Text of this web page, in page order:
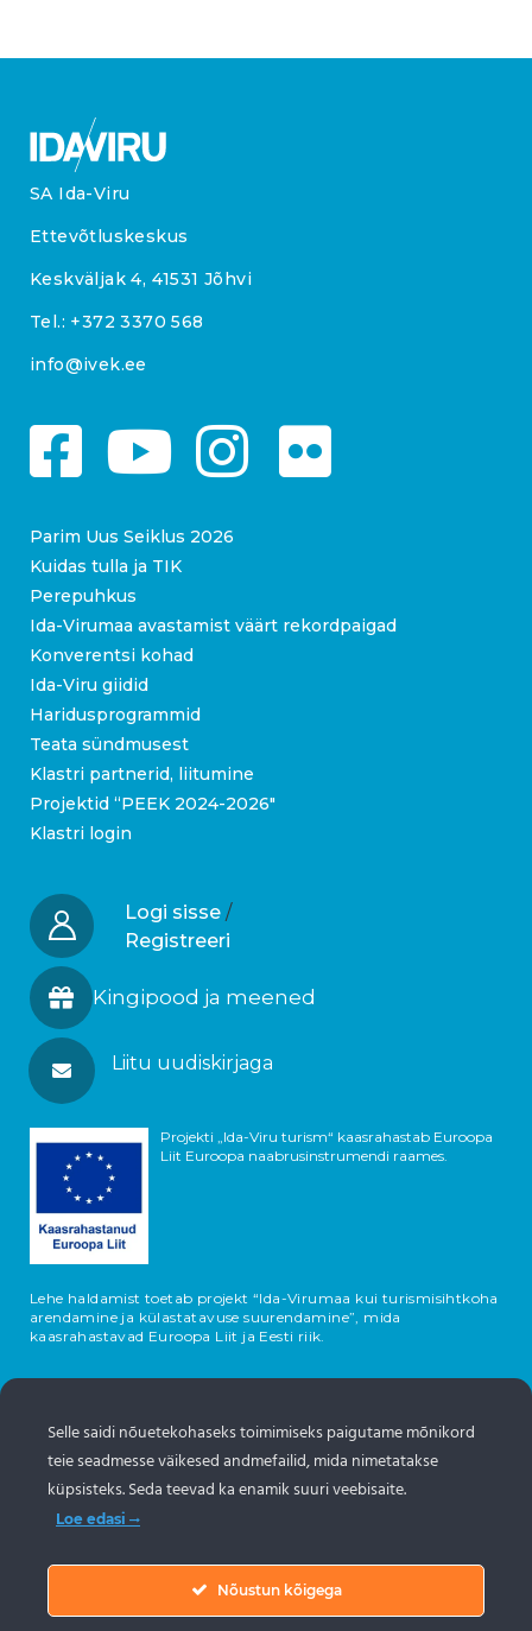
SA Ida-Viru
Ettevõtluskeskus
Keskväljak 4, 41531 Jõhvi
Tel.: +372 3370 568
info@ivek.ee
Parim Uus Seiklus 2026
Kuidas tulla ja TIK
Perepuhkus
Ida-Virumaa avastamist väärt rekordpaigad
Konverentsi kohad
Ida-Viru giidid
Haridusprogrammid
Teata sündmusest
Klastri partnerid, liitumine
Projektid “PEEK 2024-2026″
Klastri login
Logi sisse /
Registreeri
Kingipood ja meened
Liitu uudiskirjaga
Projekti „Ida-Viru turism“ kaasrahastab Euroopa
Liit Euroopa naabrusinstrumendi raames.
Lehe haldamist toetab projekt “Ida-Virumaa kui turismisihtkoha
arendamine ja külastatavuse suurendamine”, mida
kaasrahastavad Euroopa Liit ja Eesti riik.
Objektide info pärineb Eesti turismiportaalist
www.puhkaeestis.ee
Selle saidi nõuetekohaseks toimimiseks paigutame mõnikord
teie seadmesse väikesed andmefailid, mida nimetatakse
küpsisteks. Seda teevad ka enamik suuri veebisaite.
Loe edasi
Nõustun kõigega